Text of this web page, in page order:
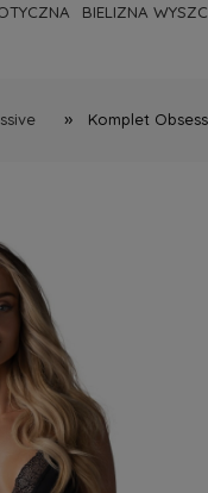
BIELIZNA
» Komplet